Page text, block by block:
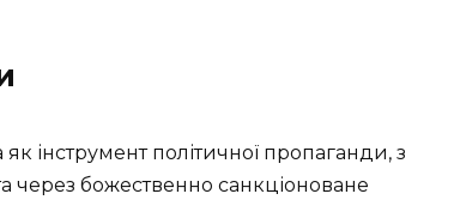
як інструмент політичної пропаганди, з
через божественно санкціоноване